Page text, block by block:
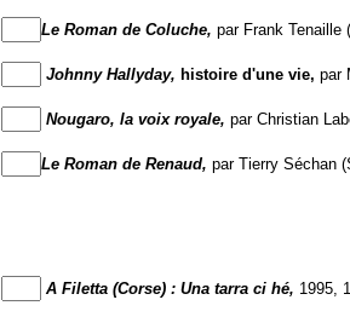
Le Roman de Coluche, par Frank Tenaille
Johnny Hallyday, histoire d'une vie, par
Nougaro, la voix royale, par Christian
Le Roman de Renaud, par Tierry Séchan
A Filetta (Corse) : Una tarra ci hé, 1995,